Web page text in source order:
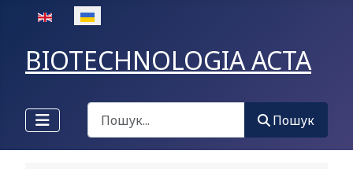
Оберіть свою мову
BIOTECHNOLOGIA ACTA
Пошук
Пошук